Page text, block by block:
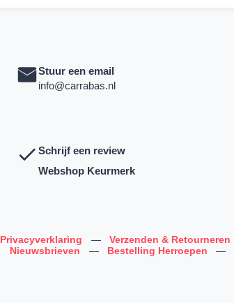
Stuur een email
info@carrabas.nl
Schrijf een review
Webshop Keurmerk
Privacyverklaring — Verzenden & Retourneren
Nieuwsbrieven
— Bestelling Herroepen —